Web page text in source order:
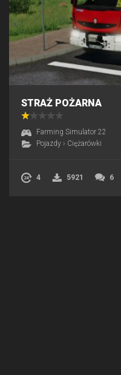
STRAŻ POŻARNA
Farming Simulator 22
Pojazdy › Ciężarówki
4 5921 6